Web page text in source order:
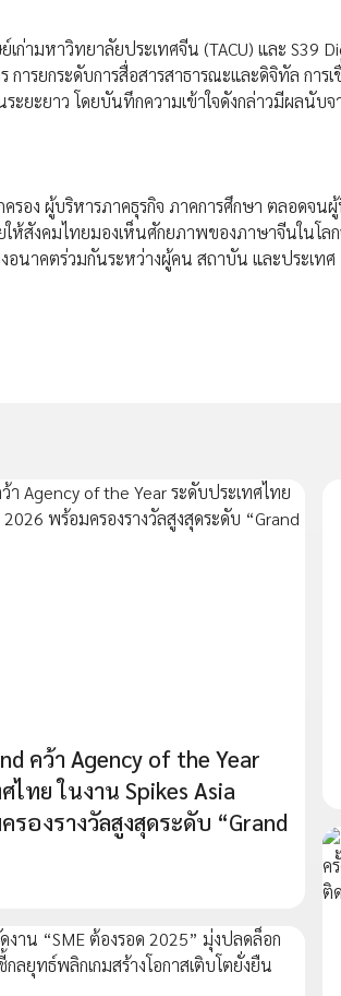
ามหาวิทยาลัยประเทศจีน (TACU) และ S39
รยกระดับการสื่อสารสาธารณะและดิจิทัล การเ
ะยะยาว โดยบันทึกความเข้าใจดังกล่าวมีผลนับจ
รอง ผู้บริหารภาคธุรกิจ ภาคการศึกษา ตลอดจน
สังคมไทยมองเห็นศักยภาพของภาษาจีนในโลก
อนาคตร่วมกันระหว่างผู้คน สถาบัน และประเทศ
คว้า Agency of the Year
ไทย ในงาน Spikes Asia
องรางวัลสูงสุดระดับ “Grand